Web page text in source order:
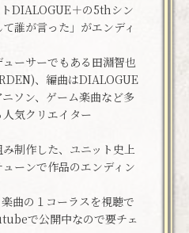
DIALOGUE＋の5thシン
誰が言った」がエンディ
ーサーでもある田淵智也
、編曲はDIALOGUE
ソン、ゲーム楽曲など多
気クリエイター
制作した、ユニット史上
ーンで作品のエンディン
曲の１コーラスを視聴で
で公開中なので要チェ